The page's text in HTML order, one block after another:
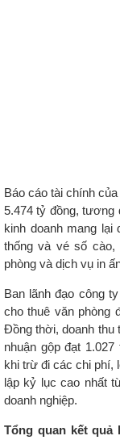
Báo cáo tài chính
5.474 tỷ đồng, tương
kinh doanh mang lại
thống và vé số cào,
phòng và dịch vụ in
Ban lãnh đạo công
cho thuê văn phòng
Đồng thời, doanh thu
nhuận gộp đạt
khi trừ đi các chi phí,
lập kỷ lục cao nhất
doanh nghiệp.
Tổng quan kết quả